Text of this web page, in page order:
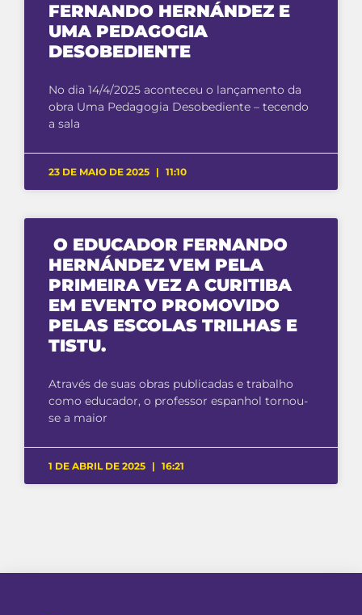
FERNANDO HERNÁNDEZ E
UMA PEDAGOGIA
DESOBEDIENTE
No dia 14/4/2025 aconteceu o lançamento da
obra Uma Pedagogia Desobediente – tecendo
a sala
23 DE MAIO DE 2025 11:10
O EDUCADOR FERNANDO
HERNÁNDEZ VEM PELA
PRIMEIRA VEZ A CURITIBA
EM EVENTO PROMOVIDO
PELAS ESCOLAS TRILHAS E
TISTU.
Através de suas obras publicadas e trabalho
como educador, o professor espanhol tornou-
se a maior
1 DE ABRIL DE 2025 16:21